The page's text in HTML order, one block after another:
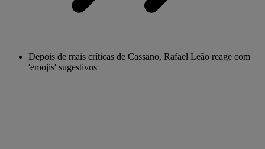
Depois de mais críticas de Cassano, Rafael Leão reage com
'emojis' sugestivos